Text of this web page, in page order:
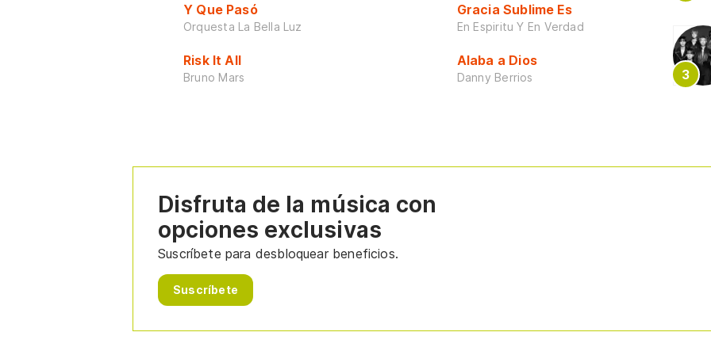
Y Que Pasó
Orquesta La Bella Luz
Risk It All
Bruno Mars
Gracia Sublime Es
En Espiritu Y En Verdad
Alaba a Dios
Danny Berrios
Disfruta de la música con
opciones exclusivas
Suscríbete para desbloquear beneficios.
Suscríbete